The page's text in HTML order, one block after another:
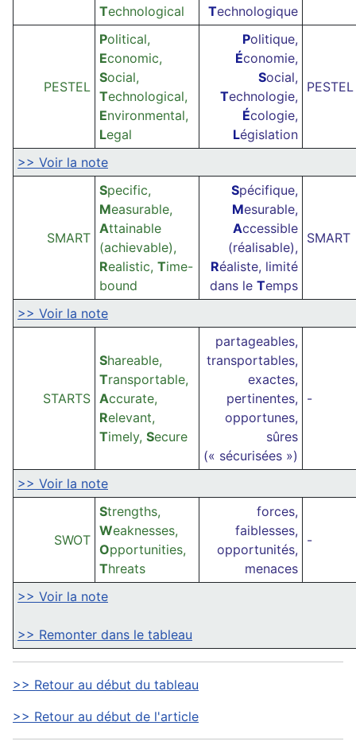
Technological
Technologique
PESTEL
Political,
Economic,
Social,
Technological,
Environmental,
Legal
Politique,
Économie,
Social,
Technologie,
Écologie,
Législation
PESTEL
>> Voir la note
SMART
Specific,
Measurable,
Attainable
(achievable),
Realistic, Time-
bound
Spécifique,
Mesurable,
Accessible
(réalisable),
Réaliste, limité
dans le Temps
SMART
>> Voir la note
STARTS
Shareable,
Transportable,
Accurate,
Relevant,
Timely, Secure
partageables,
transportables,
exactes,
pertinentes,
opportunes,
sûres
(« sécurisées »)
-
>> Voir la note
SWOT
Strengths,
Weaknesses,
Opportunities,
Threats
forces,
faiblesses,
opportunités,
menaces
-
>> Voir la note
>> Remonter dans le tableau
>> Retour au début du tableau
>> Retour au début de l'article